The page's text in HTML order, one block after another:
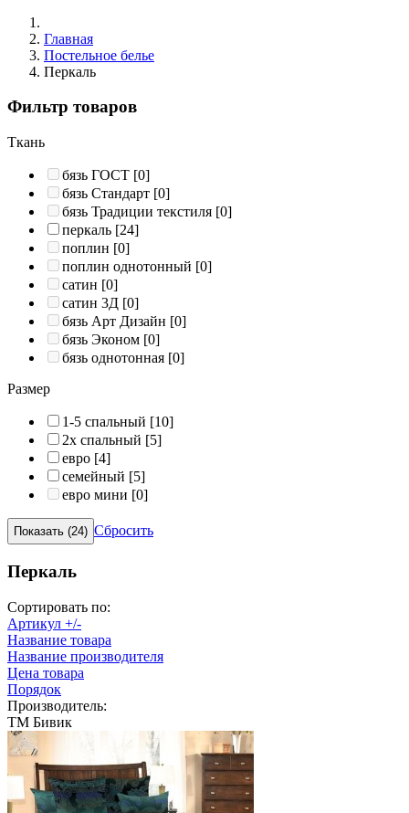
Главная
Постельное белье
Перкаль
Фильтр товаров
Ткань
бязь ГОСТ [0]
бязь Стандарт [0]
бязь Традиции текстиля [0]
перкаль [24]
поплин [0]
поплин однотонный [0]
сатин [0]
сатин 3Д [0]
бязь Арт Дизайн [0]
бязь Эконом [0]
бязь однотонная [0]
Размер
1-5 спальный [10]
2х спальный [5]
евро [4]
семейный [5]
евро мини [0]
Сбросить
Перкаль
Сортировать по:
Артикул +/-
Название товара
Название производителя
Цена товара
Порядок
Производитель:
ТМ Бивик